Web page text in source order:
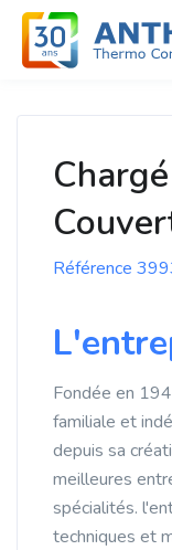
Référence
Fondée en
familiale et
depuis sa
meilleures
spécialités.
techniques et